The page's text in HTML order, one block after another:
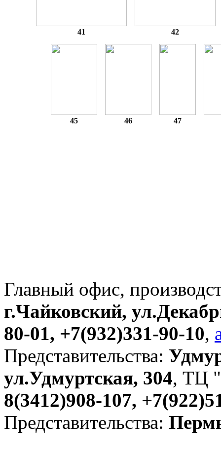
41 42
45 46 47
Главный офис,
г.Чайковский,
80-01, +7(932)331-90-10,
Представительства:
ул.Удмуртская, 304, ТЦ
8(3412)908-107,
Представительства: